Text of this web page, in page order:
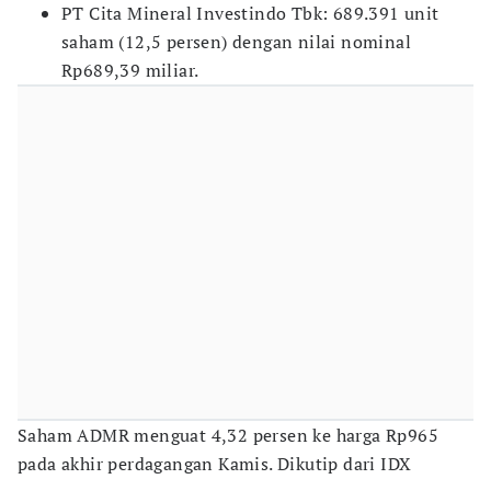
PT Cita Mineral Investindo Tbk: 689.391 unit
saham (12,5 persen) dengan nilai nominal
Rp689,39 miliar.
Saham ADMR menguat 4,32 persen ke harga Rp965
pada akhir perdagangan Kamis. Dikutip dari IDX